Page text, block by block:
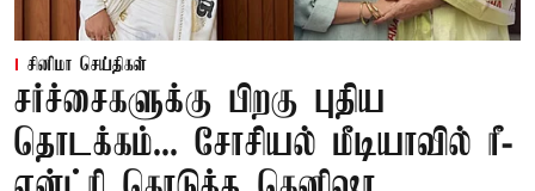
சினிமா செய்திகள்
சர்ச்சைகளுக்கு பிறகு புதிய
தொடக்கம்... சோசியல் மீடியாவில் ரீ-